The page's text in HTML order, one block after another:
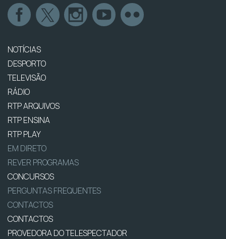
NOTÍCIAS
DESPORTO
TELEVISÃO
RÁDIO
RTP ARQUIVOS
RTP ENSINA
RTP PLAY
EM DIRETO
REVER PROGRAMAS
CONCURSOS
PERGUNTAS FREQUENTES
CONTACTOS
CONTACTOS
PROVEDORA DO TELESPECTADOR